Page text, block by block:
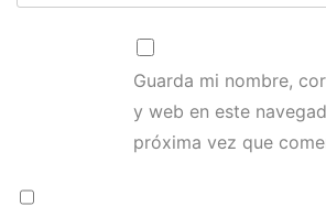
Guarda mi nombre,
y web en este
próxima vez que